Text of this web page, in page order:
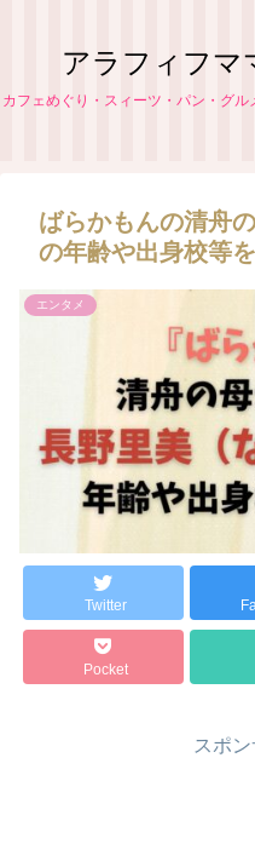
アラフィフマ
カフェめぐり・スィーツ・パン・グ
ばらかもんの清舟
の年齢や出身校等を
エンタメ
Twitter
Pocket
スポ